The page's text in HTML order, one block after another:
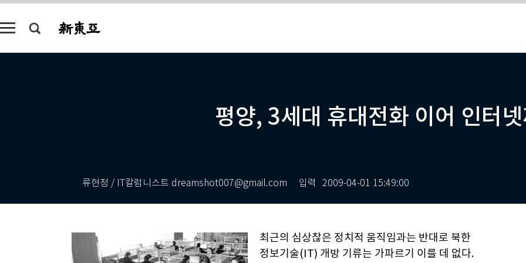
평양, 3세대 휴대전화 이어 인터
류현정 / IT칼럼니스트 dreamshot007@gmail.com 입력 2009-04-01 15:49:00
최근의 심상찮은 정치적 움직임과는 반대로 북한
정보기술(IT) 개방 기류는 가파르기 이를 데 없다.